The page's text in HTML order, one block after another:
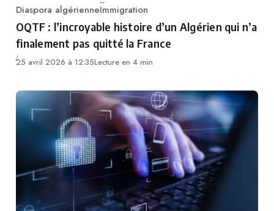
Category
Diaspora algérienneImmigration
OQTF : l’incroyable histoire d’un Algérien qui n’a
finalement pas quitté la France
25 avril 2026 à 12:35Lecture en 4 min